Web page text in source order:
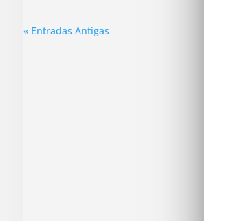
« Entradas Antigas